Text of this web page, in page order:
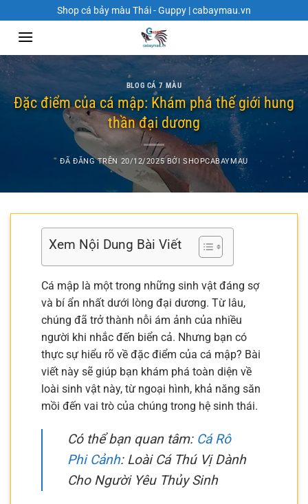
đến
dung
Shop cá bảy màu Thái - Guppy | cabaymau.vn
BLOG CÁ 7 MÀU
Đặc điểm của cá mập: Khám phá thế giới hung
thần đại dương
ĐÃ ĐĂNG TRÊN 20/12/2025 BỞI SHOPCABAYMAU
Xem Nội Dung Bài Viết
Cá mập là một trong những sinh vật đáng sợ
và bí ẩn nhất dưới lòng đại dương. Từ lâu,
chúng đã trở thành nỗi ám ảnh của nhiều
người khi nhắc đến biển cả. Nhưng bạn có
thực sự hiểu rõ về đặc điểm của cá mập? Bài
viết này sẽ giúp bạn khám phá toàn diện về
loài sinh vật này, từ ngoại hình, khả năng săn
mồi đến vai trò của chúng trong hệ sinh thái.
Có thể bạn quan tâm: Cá Rô
Phi Cảnh: Loài Cá Thú Vị Dành
Cho Người Yêu Thủy Sinh